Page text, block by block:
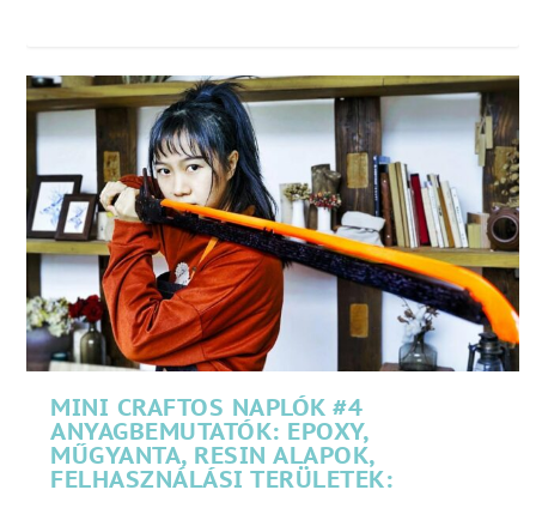
MINI CRAFTOS NAPLÓK #4
ANYAGBEMUTATÓK: EPOXY,
MŰGYANTA, RESIN ALAPOK,
FELHASZNÁLÁSI TERÜLETEK: